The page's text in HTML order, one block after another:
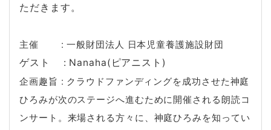
ただきます。
主催 : 一般財団法人 日本児童養護施設財団
ゲスト : Nanaha(ピアニスト)
企画趣旨 : クラウドファンディングを成功させた神庭
ひろみが次のステージへ進むために開催される朗読コ
ンサート。来場される方々に、神庭ひろみを知ってい